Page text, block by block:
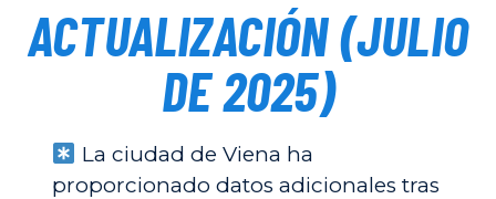
ACTUALIZACIÓN (JULIO
DE 2025)
La ciudad de Viena ha
proporcionado datos adicionales tras